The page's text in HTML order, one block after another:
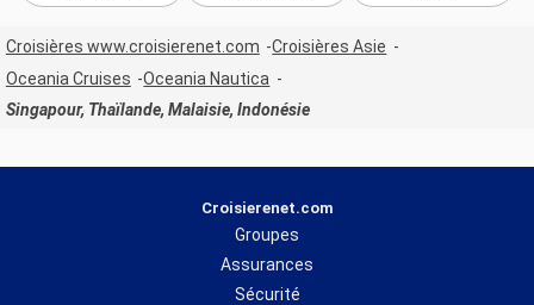
Croisières www.croisierenet.com
Croisières Asie
Oceania Cruises
Oceania Nautica
Singapour, Thaïlande, Malaisie, Indonésie
Croisierenet.com
Groupes
Assurances
Sécurité